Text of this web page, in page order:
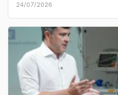
24/07/2026